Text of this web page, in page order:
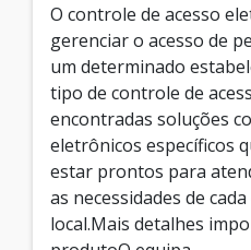
O controle de acesso
gerenciar o acesso de
um determinado
tipo de controle de
encontradas soluções
eletrônicos específicos
estar prontos para
as necessidades de
local.Mais detalhes